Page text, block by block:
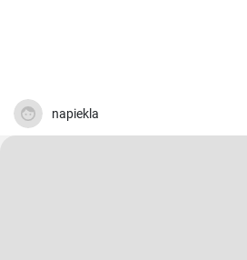
napiekla